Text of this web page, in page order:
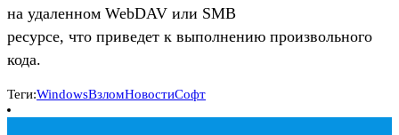
на удаленном WebDAV или SMB
ресурсе, что приведет к выполнению произвольного
кода.
Теги:WindowsВзломНовостиСофт